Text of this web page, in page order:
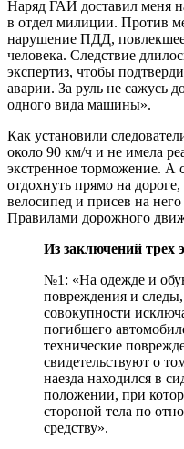
Наряд ГАИ доставил меня
в отдел милиции. Против
нарушение ПДД,
человека. Следствие
экспертиз, чтобы
аварии. За руль не сажусь
одного вида машины».
Как установили
около 90 км/ч и не имела
экстренное торможение.
отдохнуть прямо на
велосипед и присев на
Правилами дорожного
Из заключений трех
№1: «На одежде и
повреждения и
совокупности
погибшего
технические
свидетельствуют о
наезда находился в
положении, при
стороной тела по
средству».